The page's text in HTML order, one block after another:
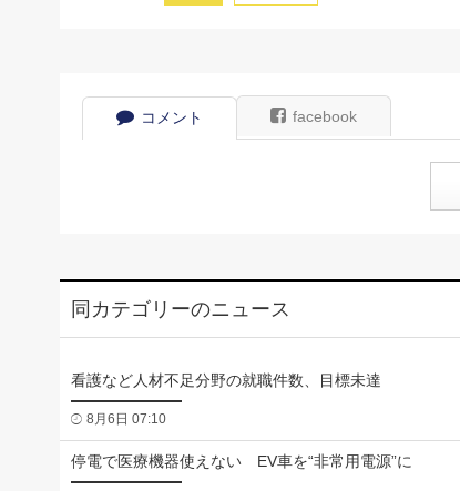
コメント facebook
同カテゴリーのニュース
看護など人材不足分野の就職件数、目標未達
8月6日 07:10
停電で医療機器使えない EV車を“非常用電源”に